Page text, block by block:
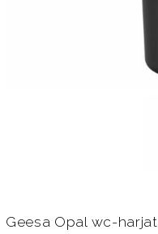
Geesa Opal wc-